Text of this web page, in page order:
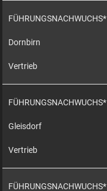
FÜHRUNGSNACHWUCHS*
Dornbirn
Vertrieb
FÜHRUNGSNACHWUCHS*
Gleisdorf
Vertrieb
FÜHRUNGSNACHWUCHS*